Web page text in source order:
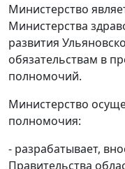
Министерство
Министерства
развития
обязательствам в
полномочий.
Министерство
полномочия:
- разрабатывает,
Правительства